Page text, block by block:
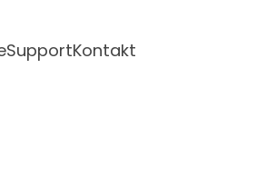
SupportKontakt